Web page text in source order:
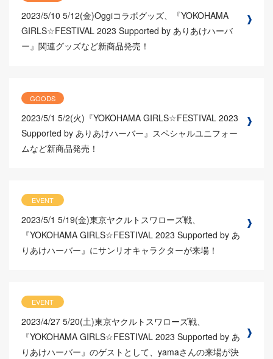
2023/5/10 5/12(金)Oggiコラボグッズ、『YOKOHAMA
GIRLS☆FESTIVAL 2023 Supported by ありあけハーバ
ー』関連グッズなど新商品発売！
GOODS
2023/5/1 5/2(火)『YOKOHAMA GIRLS☆FESTIVAL 2023
Supported by ありあけハーバー』スペシャルユニフォー
ムなど新商品発売！
EVENT
2023/5/1 5/19(金)東京ヤクルトスワローズ戦、
『YOKOHAMA GIRLS☆FESTIVAL 2023 Supported by あ
りあけハーバー』にサンリオキャラクターが来場！
EVENT
2023/4/27 5/20(土)東京ヤクルトスワローズ戦、
『YOKOHAMA GIRLS☆FESTIVAL 2023 Supported by あ
りあけハーバー』のゲストとして、yamaさんの来場が決